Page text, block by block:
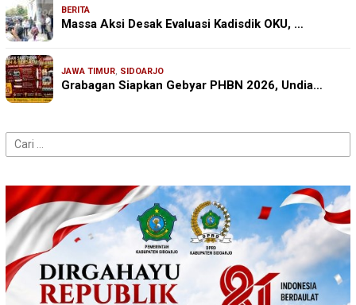
BERITA
Massa Aksi Desak Evaluasi Kadisdik OKU, …
JAWA TIMUR, SIDOARJO
Grabagan Siapkan Gebyar PHBN 2026, Undia…
Cari
untuk: